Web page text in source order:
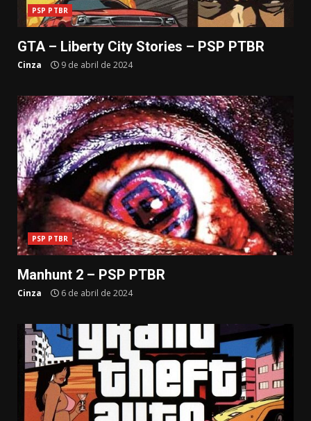
PSP PTBR
GTA – Liberty City Stories – PSP PTBR
Cinza 9 de abril de 2024
PSP PTBR
Manhunt 2 – PSP PTBR
Cinza 6 de abril de 2024